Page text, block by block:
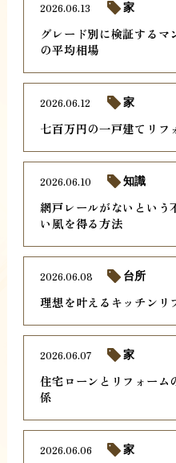
グレード別に検証するマ
の平均相場
2026.06.13 家
七百万円の一戸建てリフ
2026.06.12 家
網戸レールがないという
い風を得る方法
2026.06.10 知識
理想を叶えるキッチンリ
2026.06.08 台所
住宅ローンとリフォーム
係
2026.06.07 家
2026.06.06 家